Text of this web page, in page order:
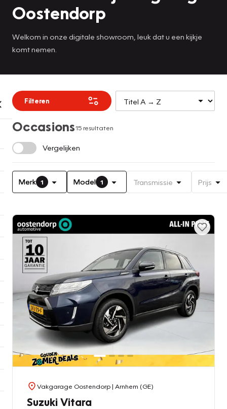
Oostendorp
Welkom in onze digitale showroom, leuk dat u een kijkje
komt nemen.
Filteren
Occasions15 resultaten
Vergelijken
Merk 1 Model 1 Transmissie Prijs
Vakgarage Oostendorp| Arnhem (GE)
Suzuki Vitara